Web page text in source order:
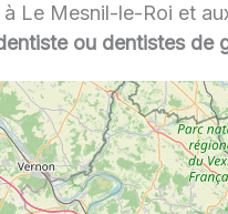
Le Mesnil-le-Roi et
ou dentistes de